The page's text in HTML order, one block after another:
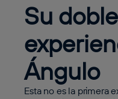
Su doble
Ángulo
Esta no es la primera